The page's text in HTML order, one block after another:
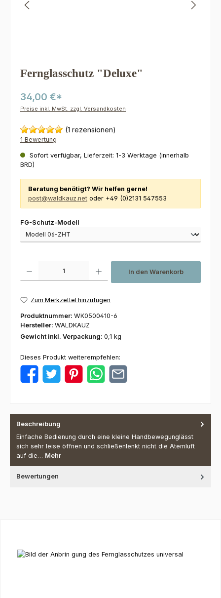
Fernglasschutz "Deluxe"
34,00 €*
Preise inkl. MwSt. zzgl. Versandkosten
(1 rezensionen)
1 Bewertung
Sofort verfügbar, Lieferzeit: 1-3 Werktage (innerhalb
BRD)
Beratung benötigt? Wir helfen gerne!
post@waldkauz.net oder +49 (0)2131 547553
FG-Schutz-Modell
In den Warenkorb
Zum Merkzettel hinzufügen
Produktnummer: WK0500410-6
Hersteller: WALDKAUZ
Gewicht inkl. Verpackung: 0,1 kg
Dieses Produkt weiterempfehlen:
Beschreibung
Einfache Bedienung durch eine kleine Handbewegunglässt
sich sehr leise öffnen und schließenlenkt nicht die Atemluft
auf die… Mehr
Bewertungen